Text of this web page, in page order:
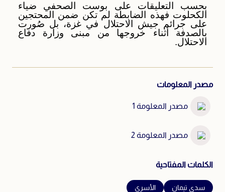
بحسب التعليقات على بوست الصحفي ضياء
الكحلوت فهذه الضابطة لم تكن ضمن المحتجين
على جرائم جيش الاحتلال في غزة، بل صُورت
بالصدفة أثناء خروجها من مبنى وزارة دفاع
الاحتلال.
مصدر المعلومات
مصدر المعلومة 1
مصدر المعلومة 2
الكلمات المفتاحية
سدي تيمان الأسرى